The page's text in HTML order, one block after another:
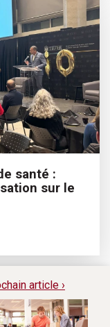
santé :
sur le
article ›